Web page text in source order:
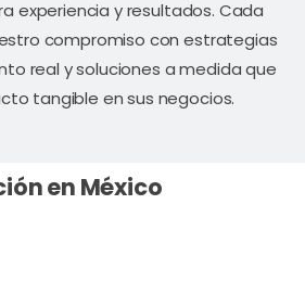
experiencia y resultados. Cada
compromiso con estrategias
real y soluciones a medida que
tangible en sus negocios.
en México